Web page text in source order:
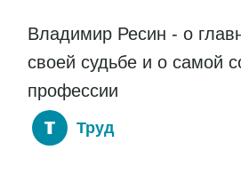
Владимир Ресин - о
своей судьбе и о самой
профессии
Труд